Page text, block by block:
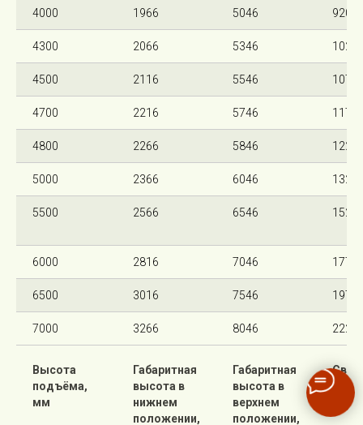
4000 1966 5046 920
4300 2066 5346 1026
4500 2116 5546 1070
4700 2216 5746 1170
4800 2266 5846 1220
5000 2366 6046 1320
5500 2566 6546 1520
6000 2816 7046 1770
6500 3016 7546 1970
7000 3266 8046 2220
Высота
подъёма,
мм
Габаритная
высота в
нижнем
положении,
Габаритная
высота в
верхнем
положении,